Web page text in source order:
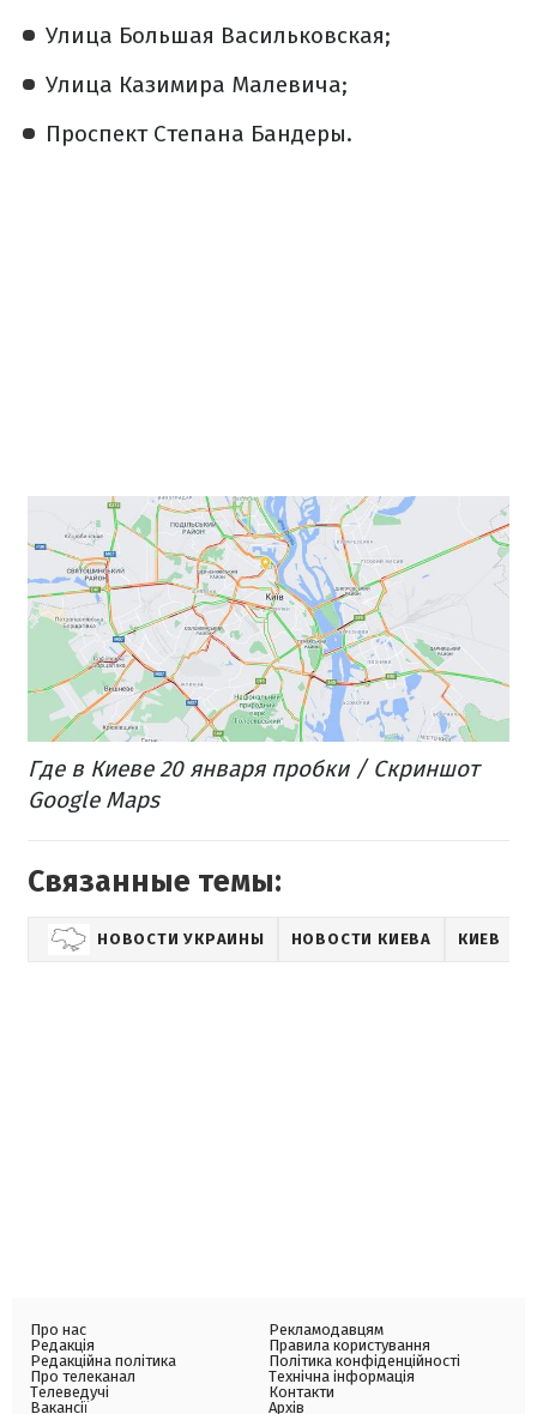
Улица Большая Васильковская;
Улица Казимира Малевича;
Проспект Степана Бандеры.
Где в Киеве 20 января пробки / Скриншот
Google Maps
Связанные темы:
НОВОСТИ УКРАИНЫ НОВОСТИ КИЕВА КИЕВ
Про нас
Редакція
Редакційна політика
Про телеканал
Телеведучі
Вакансії
Рекламодавцям
Правила користування
Політика конфіденційності
Технічна інформація
Контакти
Архів